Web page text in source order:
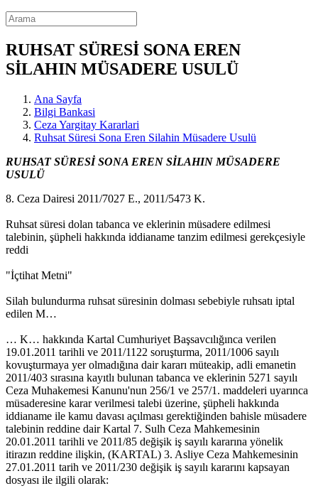
RUHSAT SÜRESİ SONA EREN
SİLAHIN MÜSADERE USULÜ
Ana Sayfa
Bilgi Bankasi
Ceza Yargitay Kararlari
Ruhsat Süresi Sona Eren Silahin Müsadere Usulü
RUHSAT SÜRESİ SONA EREN SİLAHIN MÜSADERE
USULÜ
8. Ceza Dairesi 2011/7027 E., 2011/5473 K.
Ruhsat süresi dolan tabanca ve eklerinin müsadere edilmesi
talebinin, şüpheli hakkında iddianame tanzim edilmesi gerekçesiyle
reddi
"İçtihat Metni"
Silah bulundurma ruhsat süresinin dolması sebebiyle ruhsatı iptal
edilen M…
… K… hakkında Kartal Cumhuriyet Başsavcılığınca verilen
19.01.2011 tarihli ve 2011/1122 soruşturma, 2011/1006 sayılı
kovuşturmaya yer olmadığına dair kararı müteakip, adli emanetin
2011/403 sırasına kayıtlı bulunan tabanca ve eklerinin 5271 sayılı
Ceza Muhakemesi Kanunu'nun 256/1 ve 257/1. maddeleri uyarınca
müsaderesine karar verilmesi talebi üzerine, şüpheli hakkında
iddianame ile kamu davası açılması gerektiğinden bahisle müsadere
talebinin reddine dair Kartal 7. Sulh Ceza Mahkemesinin
20.01.2011 tarihli ve 2011/85 değişik iş sayılı kararına yönelik
itirazın reddine ilişkin, (KARTAL) 3. Asliye Ceza Mahkemesinin
27.01.2011 tarih ve 2011/230 değişik iş sayılı kararını kapsayan
dosyası ile ilgili olarak: